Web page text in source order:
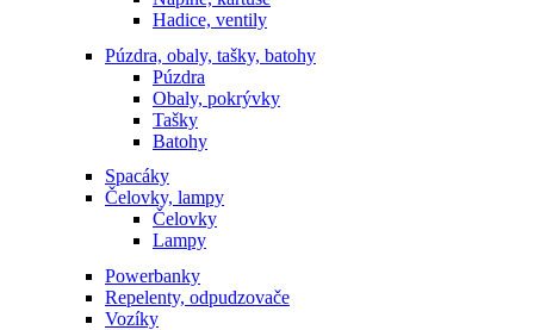
Hadice, ventily
Púzdra, obaly, tašky, batohy
Púzdra
Obaly, pokrývky
Tašky
Batohy
Spacáky
Čelovky, lampy
Čelovky
Lampy
Powerbanky
Repelenty, odpudzovače
Vozíky